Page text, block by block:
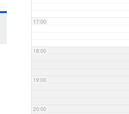
17:00
18:00
19:00
20:00